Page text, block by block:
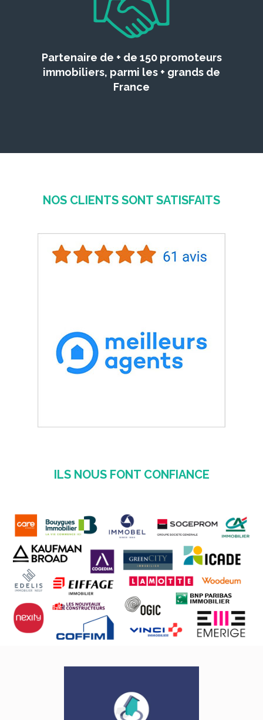
Partenaire de + de 150 promoteurs
immobiliers, parmi les + grands de
France
NOS CLIENTS SONT SATISFAITS
ILS NOUS FONT CONFIANCE